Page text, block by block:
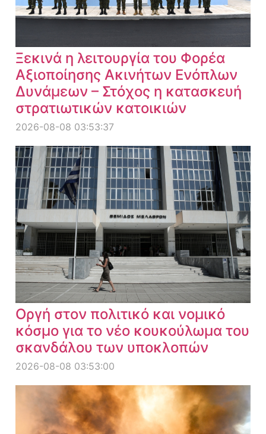
Ξεκινά η λειτουργία του Φορέα
Αξιοποίησης Ακινήτων Ενόπλων
Δυνάμεων – Στόχος η κατασκευή
στρατιωτικών κατοικιών
2026-08-08 03:53:37
Οργή στον πολιτικό και νομικό
κόσμο για το νέο κουκούλωμα του
σκανδάλου των υποκλοπών
2026-08-08 03:53:00